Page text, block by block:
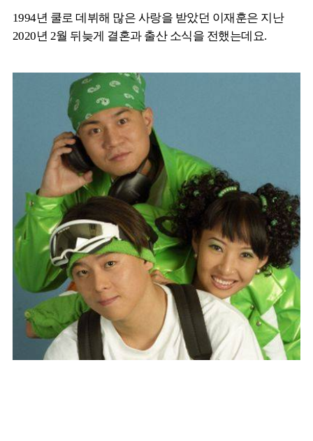
1994년 쿨로 데뷔해 많은 사랑을 받았던 이재훈은 지난
2020년 2월 뒤늦게 결혼과 출산 소식을 전했는데요.